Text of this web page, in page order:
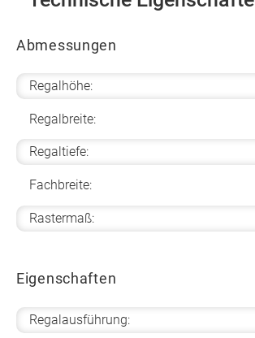
Abmessungen
Regalhöhe:
Regalbreite:
Regaltiefe:
Fachbreite:
Rastermaß:
Eigenschaften
Regalausführung: